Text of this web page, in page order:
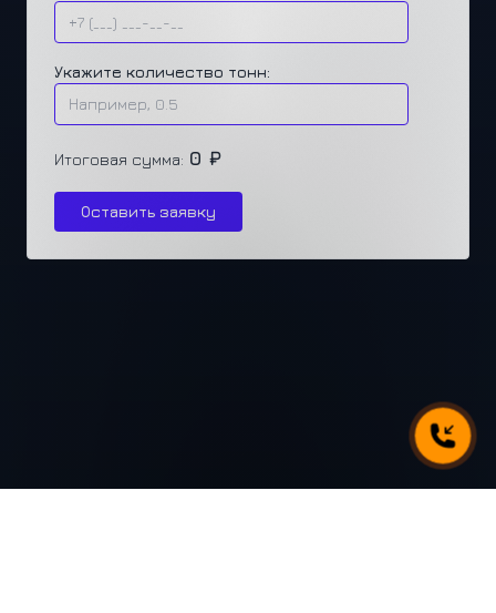
Укажите количество тонн:
Итоговая сумма: 0 ₽
Оставить заявку